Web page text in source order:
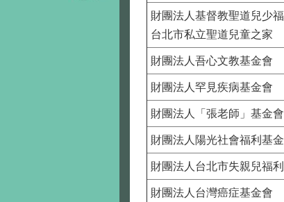
財團法人基督教聖道兒少
台北市私立聖道兒童之家
財團法人吾心文教基金會
財團法人罕見疾病基金會
財團法人「張老師」基金
財團法人陽光社會福利基
財團法人台北市失親兒福
財團法人台灣癌症基金會